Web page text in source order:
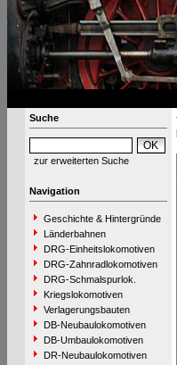
Suche
zur erweiterten Suche
Navigation
Geschichte & Hintergründe
Länderbahnen
DRG-Einheitslokomotiven
DRG-Zahnradlokomotiven
DRG-Schmalspurlok.
Kriegslokomotiven
Verlagerungsbauten
DB-Neubaulokomotiven
DB-Umbaulokomotiven
DR-Neubaulokomotiven